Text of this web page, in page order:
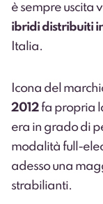
è sempre uscita
ibridi distribuiti
Italia.
Icona del
2012 fa propria
era in grado di
modalità full-
adesso una
strabilianti.